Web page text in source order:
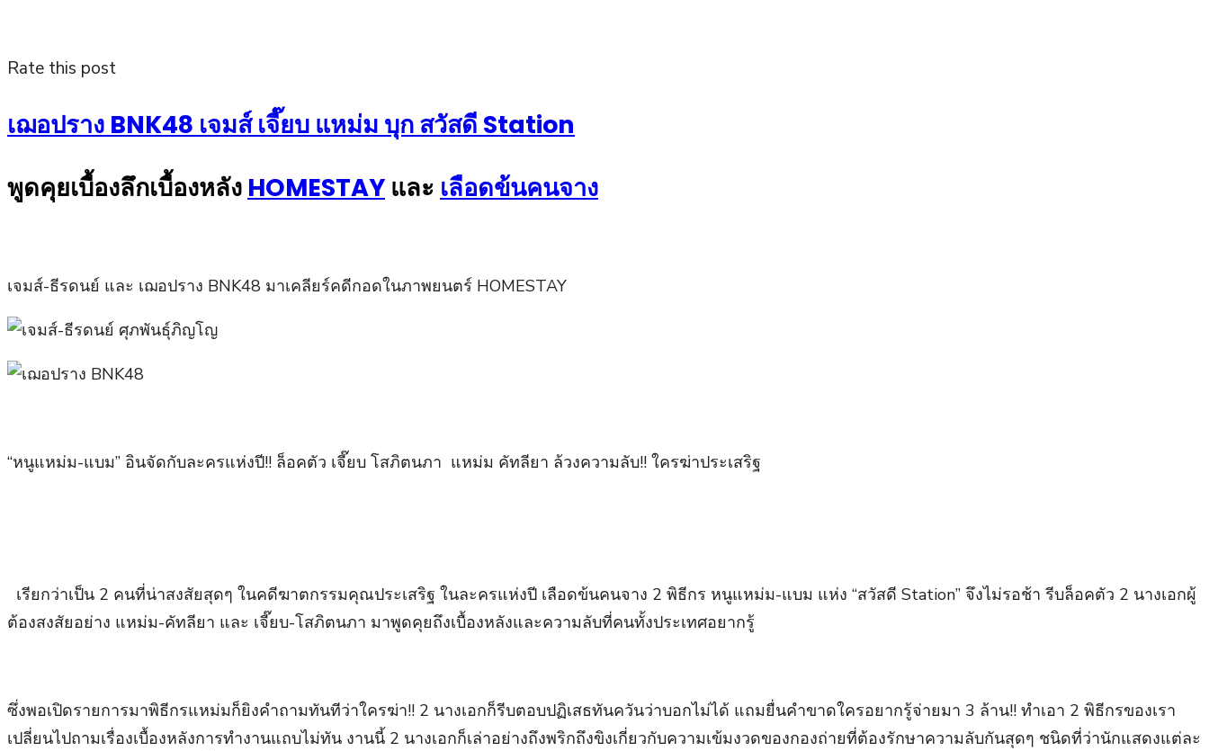
Rate this post
เฌอปราง BNK48 เจมส์ เจี๊ยบ แหม่ม บุก สวัสดี Station
พูดคุยเบื้องลึกเบื้องหลัง HOMESTAY และ เลือดข้นคนจาง
เจมส์-ธีรดนย์ และ เฌอปราง BNK48 มาเคลียร์คดีกอดในภาพยนตร์ HOMESTAY
“หนูแหม่ม-แบม” อินจัดกับละครแห่งปี!! ล็อคตัว เจี๊ยบ โสภิตนภา แหม่ม คัทลียา ล้วงความลับ!! ใครฆ่าประเสริฐ
เรียกว่าเป็น 2 คนที่น่าสงสัยสุดๆ ในคดีฆาตกรรมคุณประเสริฐ ในละครแห่งปี เลือดข้นคนจาง 2 พิธีกร หนูแหม่ม-แบม แห่ง “สวัสดี Station” จึงไม่รอช้า รีบล็อคตัว 2 นางเอกผู้
ต้องสงสัยอย่าง แหม่ม-คัทลียา และ เจี๊ยบ-โสภิตนภา มาพูดคุยถึงเบื้องหลังและความลับที่คนทั้งประเทศอยากรู้
ซึ่งพอเปิดรายการมาพิธีกรแหม่มก็ยิงคำถามทันทีว่าใครฆ่า!! 2 นางเอกก็รีบตอบปฏิเสธทันควันว่าบอกไม่ได้ แถมยื่นคำขาดใครอยากรู้จ่ายมา 3 ล้าน!! ทำเอา 2 พิธีกรของเรา
เปลี่ยนไปถามเรื่องเบื้องหลังการทำงานแถบไม่ทัน งานนี้ 2 นางเอกก็เล่าอย่างถึงพริกถึงขิงเกี่ยวกับความเข้มงวดของกองถ่ายที่ต้องรักษาความลับกันสุดๆ ชนิดที่ว่านักแสดงแต่ละ